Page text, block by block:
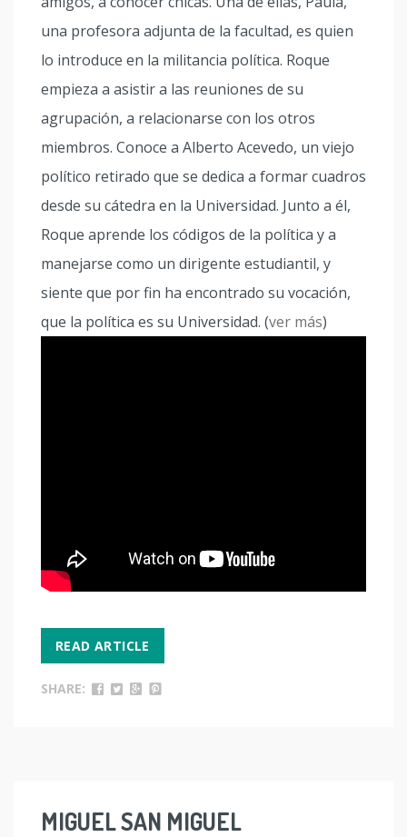
una profesora adjunta de la facultad, es quien
lo introduce en la militancia política. Roque
empieza a asistir a las reuniones de su
agrupación, a relacionarse con los otros
miembros. Conoce a Alberto Acevedo, un viejo
político retirado que se dedica a formar cuadros
desde su cátedra en la Universidad. Junto a él,
Roque aprende los códigos de la política y a
manejarse como un dirigente estudiantil, y
siente que por fin ha encontrado su vocación,
que la política es su Universidad. (ver más)
READ ARTICLE
SHARE:
MIGUEL SAN MIGUEL